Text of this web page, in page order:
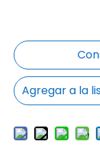
Agregar a la